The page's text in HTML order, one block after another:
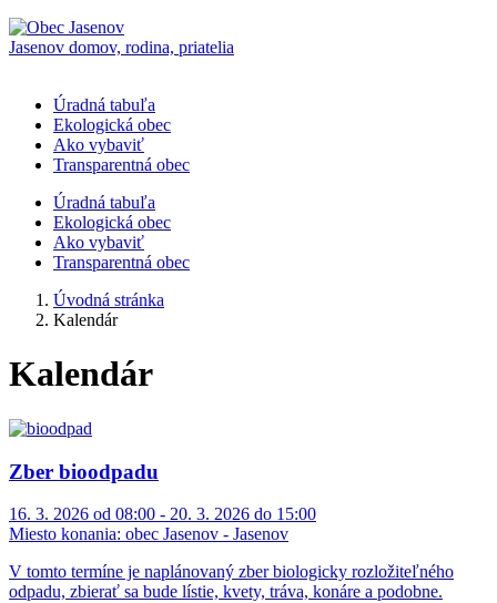
Jasenov domov, rodina, priatelia
Úradná tabuľa
Ekologická obec
Ako vybaviť
Transparentná obec
Úradná tabuľa
Ekologická obec
Ako vybaviť
Transparentná obec
Úvodná stránka
Kalendár
Kalendár
Zber bioodpadu
16. 3. 2026 od 08:00 - 20. 3. 2026 do 15:00
Miesto konania: obec Jasenov - Jasenov
V tomto termíne je naplánovaný zber biologicky rozložiteľného
odpadu, zbierať sa bude lístie, kvety, tráva, konáre a podobne.